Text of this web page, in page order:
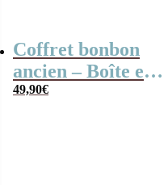
Coffret bonbon
ancien – Boîte en
métal Corn Flakes
49,90€